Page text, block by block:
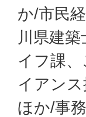
か/市民
川県建
イフ課
イアン
ほか/事